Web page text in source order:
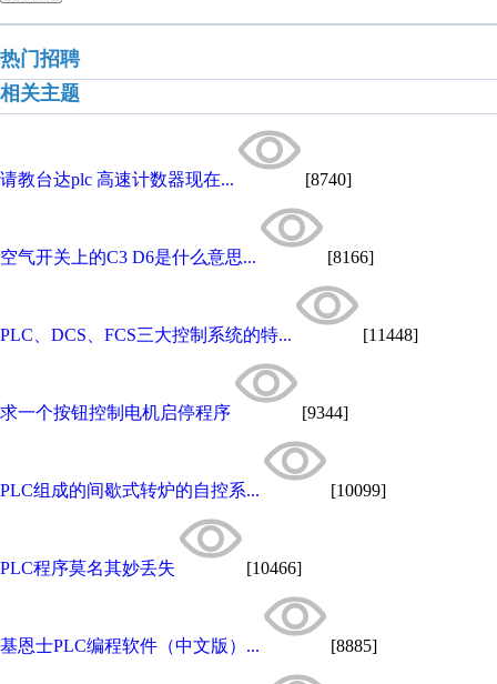
热门招聘
相关主题
请教台达plc 高速计数器现在... [8740]
空气开关上的C3 D6是什么意思... [8166]
PLC、DCS、FCS三大控制系统的特... [11448]
求一个按钮控制电机启停程序 [9344]
PLC组成的间歇式转炉的自控系... [10099]
PLC程序莫名其妙丢失 [10466]
基恩士PLC编程软件（中文版）... [8885]